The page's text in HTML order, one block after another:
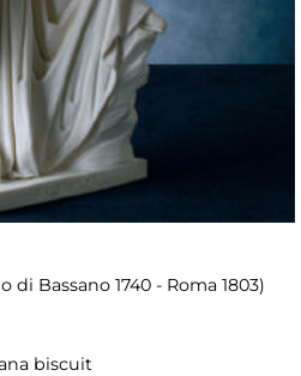
Bassano 1740 - Roma 1803)
biscuit